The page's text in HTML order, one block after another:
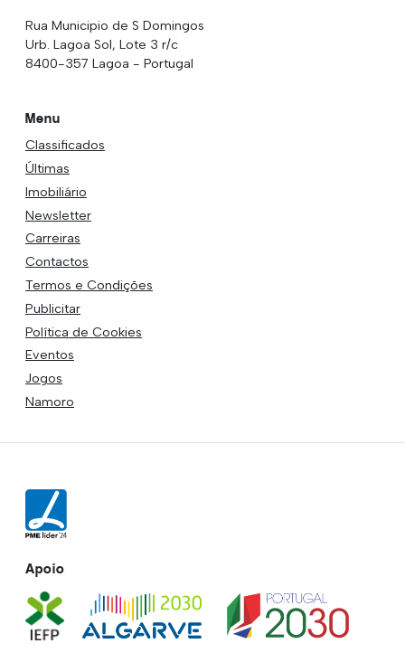
Rua Municipio de S Domingos
Urb. Lagoa Sol, Lote 3 r/c
8400-357 Lagoa - Portugal
Menu
Classificados
Últimas
Imobiliário
Newsletter
Carreiras
Contactos
Termos e Condições
Publicitar
Política de Cookies
Eventos
Jogos
Namoro
Apoio